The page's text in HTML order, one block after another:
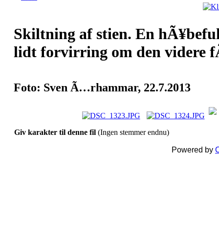
Skiltning af stien. En
lidt forvirring om den videre
Foto: Sven Ã…rhammar, 22.7.2013
Giv karakter til denne fil (Ingen stemmer endnu)
Powered by